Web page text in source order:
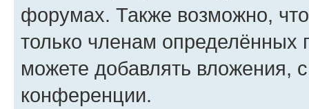
форумах. Также возможно,
только членам определённых
можете добавлять вложения,
конференции.